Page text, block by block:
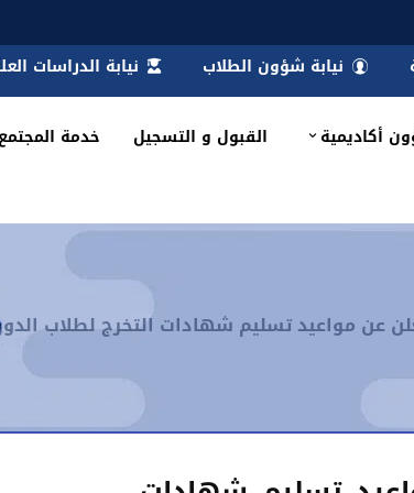
نيابة شؤون الطلاب نيابة الدراسات
أكاديمية القبول و التسجيل خدمة المجتمع
تسليم شهادات التخرج لطلاب الدور الأول